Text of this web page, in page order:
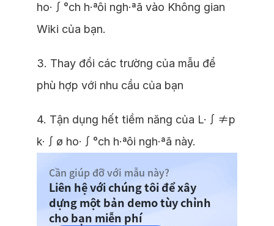
ho·∫°ch h·ªôi ngh·ªã vào Không gian
Wiki của bạn.
3. Thay đổi các trường của mẫu để
phù hợp với nhu cầu của bạn
4. Tận dụng hết tiềm năng của L·∫≠p
k·∫ø ho·∫°ch h·ªôi ngh·ªã này.
Cần giúp đỡ với mẫu này?
Liên hệ với chúng tôi để xây
dựng một bản demo tùy chỉnh
cho bạn miễn phí